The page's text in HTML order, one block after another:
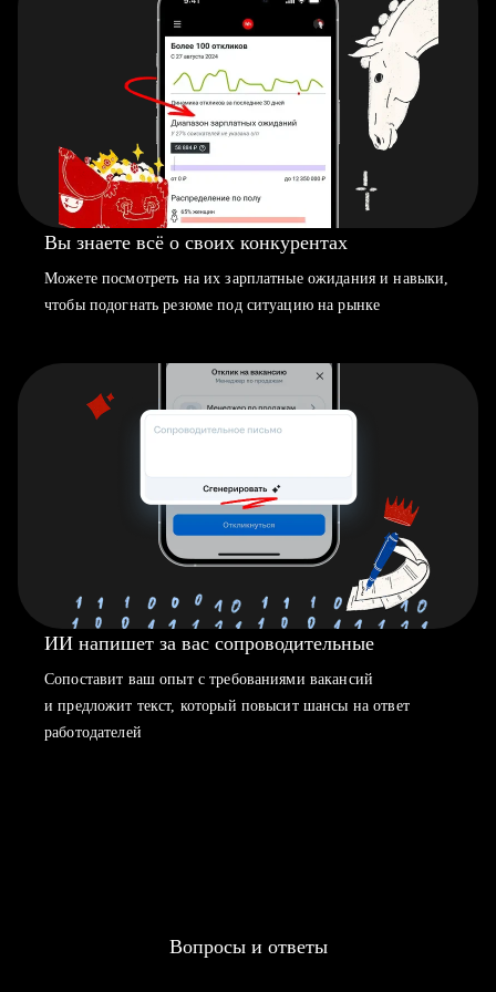
Вы знаете всё о своих конкурентах
Можете посмотреть на их зарплатные ожидания и навыки,
чтобы подогнать резюме под ситуацию на рынке
ИИ напишет за вас сопроводительные
Сопоставит ваш опыт с требованиями вакансий
и предложит текст, который повысит шансы на ответ
работодателей
Вопросы и ответы